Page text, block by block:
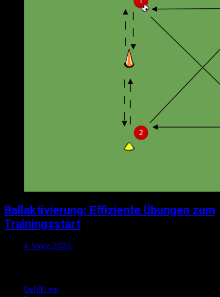
Ballaktivierung: Effiziente Übungen zum
Trainingsstart
4. März 2025
Gefällt mir